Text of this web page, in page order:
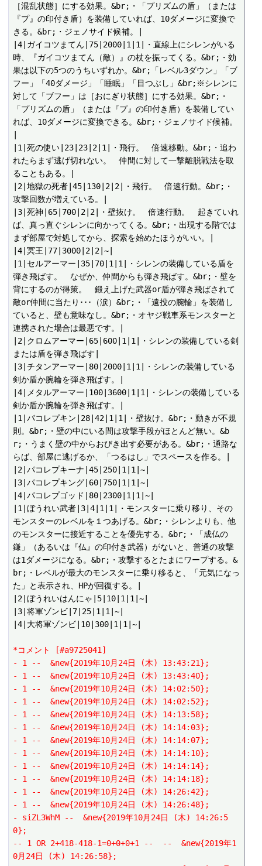
［混乱状態］にする効果。&br;・「プリズムの盾」（または
『プ』の印付き盾）を装備していれば、10ダメージに変換で
きる。&br;・ジェノサイド候補。|
|4|ガイコツまてん|75|2000|1|1|・直線上にシレンがいる
時、『ガイコツまてん（敵）』の杖を振ってくる。&br;・効
果は以下の5つのうちいずれか。&br;「レベル3ダウン」「ブ
フー」「40ダメージ」「睡眠」「目つぶし」&br;※シレンに
対して「ブフー」は［おにぎり状態］にする効果。&br;・
「プリズムの盾」（または『プ』の印付き盾）を装備してい
れば、10ダメージに変換できる。&br;・ジェノサイド候補。
|1|死の使い|23|23|2|1|・飛行。　倍速移動。&br;・追わ
れたらまず逃げ切れない。　仲間に対して一撃離脱戦法を取
ることもある。|
|2|地獄の死者|45|130|2|2|・飛行。　倍速行動。&br;・
攻撃回数が増えている。|
|3|死神|65|700|2|2|・壁抜け。　倍速行動。　起きていれ
ば、真っ直ぐシレンに向かってくる。&br;・出現する階では
まず部屋で対処してから、探索を始めたほうがいい。|
|4|冥王|77|3000|2|2|~|
|1|セルアーマー|35|70|1|1|・シレンの装備している盾を
弾き飛ばす。　なぜか、仲間からも弾き飛ばす。&br;・壁を
背にするのが得策。　鍛え上げた武器or盾が弾き飛ばされて
敵or仲間に当たり･･･（涙）&br;・「遠投の腕輪」を装備し
ていると、壁も意味なし。&br;・オヤジ戦車系モンスターと
連携された場合は最悪です。|
|2|クロムアーマー|65|600|1|1|・シレンの装備している剣
または盾を弾き飛ばす|
|3|チタンアーマー|80|2000|1|1|・シレンの装備している
剣か盾か腕輪を弾き飛ばす。|
|4|メタルアーマー|100|3600|1|1|・シレンの装備している
剣か盾か腕輪を弾き飛ばす。|
|1|パコレプキン|28|42|1|1|・壁抜け。&br;・動きが不規
則。&br;・壁の中にいる間は攻撃手段がほとんど無い。&b
r;・うまく壁の中からおびき出す必要がある。&br;・通路な
らば、部屋に逃げるか、「つるはし」でスペースを作る。|
|2|パコレプキーナ|45|250|1|1|~|
|3|パコレプキング|60|750|1|1|~|
|4|パコレプゴッド|80|2300|1|1|~|
|1|ぼうれい武者|3|4|1|1|・モンスターに乗り移り、その
モンスターのレベルを１つあげる。&br;・シレンよりも、他
のモンスターに接近することを優先する。&br;・「成仏の
鎌」（あるいは『仏』の印付き武器）がないと、普通の攻撃
は1ダメージになる。&br;・攻撃するとたまにワープする。&
br;・レベルが最大のモンスターに乗り移ると、「元気になっ
た」と表示され、HPが回復する。|
|2|ぼうれいはんにゃ|5|10|1|1|~|
|3|将軍ゾンビ|7|25|1|1|~|
|4|大将軍ゾンビ|10|300|1|1|~|
*コメント [#a9725041]
- 1 --  &new{2019年10月24日 (木) 13:43:21};
- 1 --  &new{2019年10月24日 (木) 13:43:40};
- 1 --  &new{2019年10月24日 (木) 14:02:50};
- 1 --  &new{2019年10月24日 (木) 14:02:52};
- 1 --  &new{2019年10月24日 (木) 14:13:58};
- 1 --  &new{2019年10月24日 (木) 14:14:03};
- 1 --  &new{2019年10月24日 (木) 14:14:07};
- 1 --  &new{2019年10月24日 (木) 14:14:10};
- 1 --  &new{2019年10月24日 (木) 14:14:14};
- 1 --  &new{2019年10月24日 (木) 14:14:18};
- 1 --  &new{2019年10月24日 (木) 14:26:42};
- 1 --  &new{2019年10月24日 (木) 14:26:48};
- siZL3WhM --  &new{2019年10月24日 (木) 14:26:5
0};
-- 1 OR 2+418-418-1=0+0+0+1 --  --  &new{2019年1
0月24日 (木) 14:26:58};